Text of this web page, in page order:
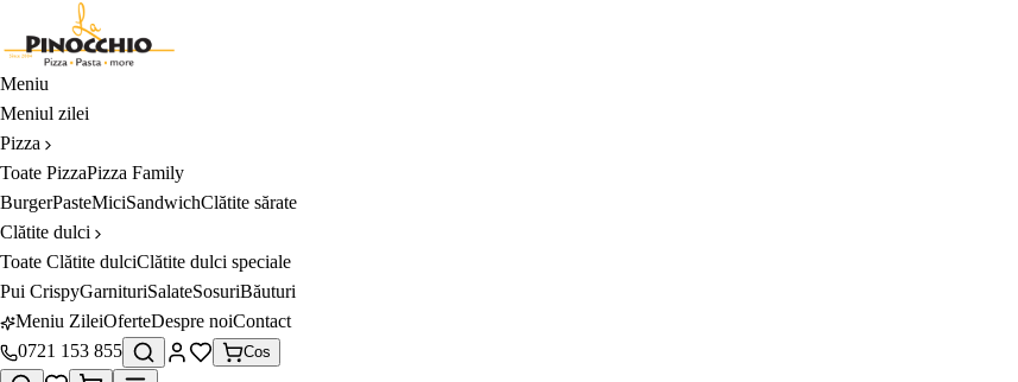
Meniu
Meniul zilei
Pizza
Toate PizzaPizza Family
BurgerPasteMiciSandwichClătite sărate
Clătite dulci
Toate Clătite dulciClătite dulci speciale
Pui CrispyGarnituriSalateSosuriBăuturi
Meniu ZileiOferteDespre noiContact
0721 153 855
Cos